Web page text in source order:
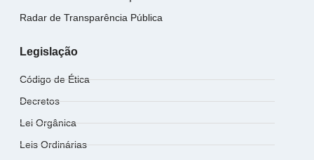
Radar de Transparência Pública
Legislação
Código de Ética
Decretos
Lei Orgânica
Leis Ordinárias